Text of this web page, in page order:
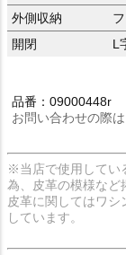
外側収納
開閉
L
品番：09000448r
お問い合わせの際
※当店で使用してい
為、皮革の模様など
皮革に関してはワ
しています。